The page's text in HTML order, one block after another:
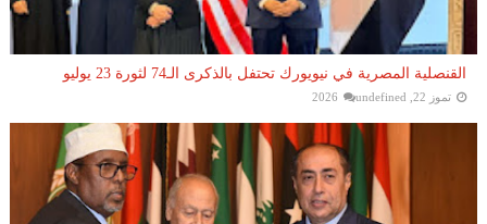
القنصلية المصرية في نيويورك تحتفل بالذكرى الـ74 لثورة 23 يوليو
تموز 22, 2026 undefined